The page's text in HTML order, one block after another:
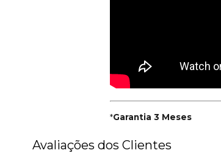
*Garantia 3 Meses
Avaliações dos Clientes